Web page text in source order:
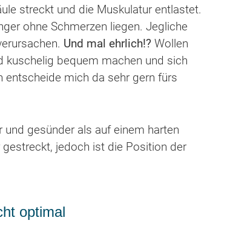
streckt und die Muskulatur entlastet.
ohne Schmerzen liegen. Jegliche
Und mal ehrlich!?Wollen
kuschelig bequem machen und sich
entscheide mich da sehr gern fürs
gesünder als auf einem harten
gestreckt, jedoch ist die Position der
optimal